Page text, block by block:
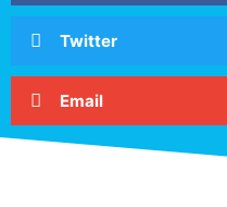
Twitter
Email